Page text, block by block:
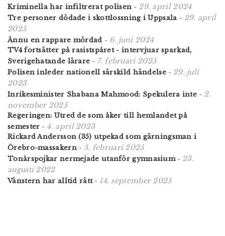
Kriminella har infiltrerat polisen - 29. april 2024
Tre personer dödade i skottlossning i Uppsala - 29. april
2025
Ännu en rappare mördad - 6. juni 2024
TV4 fortsätter på rasistspåret - intervjuar sparkad,
Sverigehatande lärare - 7. februari 2025
Polisen inleder nationell särskild händelse- 29. juli
2023
Inrikesminister Shabana Mahmood: Spekulera inte - 2.
november 2025
Regeringen: Utred de som åker till hemlandet på
semester - 4. april 2023
Rickard Andersson (35) utpekad som gärningsman i
Örebro-massakern- 5. februari 2025
Tonårspojkar nermejade utanför gymnasium- 23.
augusti 2022
Vänstern har alltid rätt- 14. september 2025